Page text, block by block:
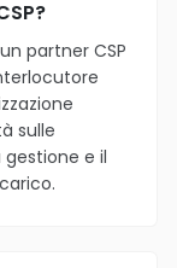
partner CSP
sulle
gestione e il